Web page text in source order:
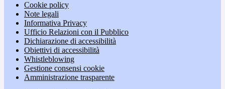
Cookie policy
Note legali
Informativa Privacy
Ufficio Relazioni con il Pubblico
Dichiarazione di accessibilità
Obiettivi di accessibilità
Whistleblowing
Gestione consensi cookie
Amministrazione trasparente